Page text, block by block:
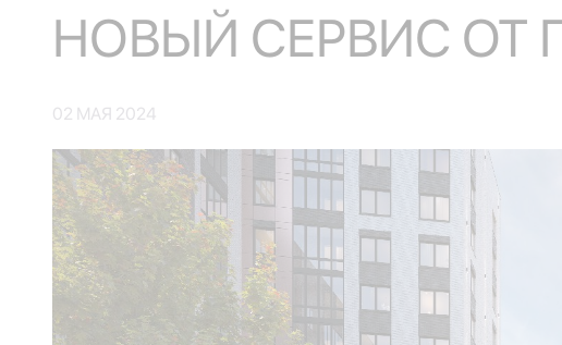
НОВЫЙ СЕРВИС ОТ
02 МАЯ 2024